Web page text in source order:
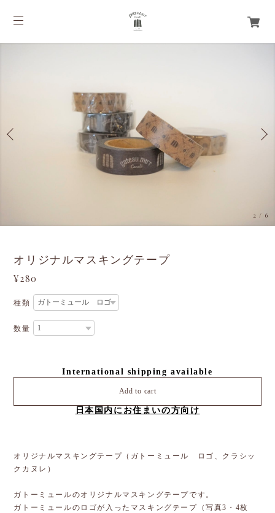
2 / 6
オリジナルマスキングテープ
¥280
種類
数量
International shipping available
Add to cart
日本国内にお住まいの方向け
オリジナルマスキングテープ（ガトーミュール ロゴ、クラシッ
クカヌレ）
ガトーミュールのオリジナルマスキングテープです。
ガトーミュールのロゴが入ったマスキングテープ（写真3・4枚